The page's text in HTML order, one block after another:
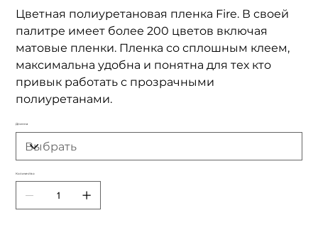
Цветная полиуретановая пленка Fire. В своей
палитре имеет более 200 цветов включая
матовые пленки. Пленка со сплошным клеем,
максимальна удобна и понятна для тех кто
привык работать с прозрачными
полиуретанами.
Длинна
Количество